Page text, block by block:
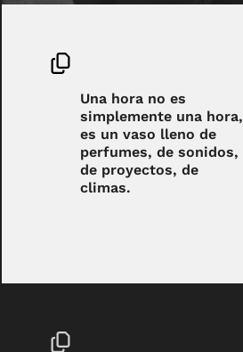
Una hora no es
simplemente una hora,
es un vaso lleno de
perfumes, de sonidos,
de proyectos, de
climas.